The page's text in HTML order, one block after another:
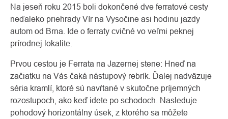
O
Na jeseň roku 2015 boli dokončené dve ferratové cesty
neďaleko priehrady Vír na Vysočine asi hodinu jazdy
autom od Brna. Ide o ferraty cvičné vo veľmi peknej
prírodnej lokalite.
Prvou cestou je Ferrata na Jazernej stene: Hneď na
začiatku na Vás čaká nástupový rebrík. Ďalej nadväzuje
séria kramlí, ktoré sú navŕtané v skutočne príjemných
rozostupoch, ako keď idete po schodoch. Nasleduje
pohodový horizontálny úsek, z ktorého sa môžete